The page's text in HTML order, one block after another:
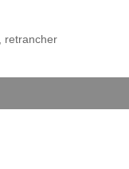
retrancher